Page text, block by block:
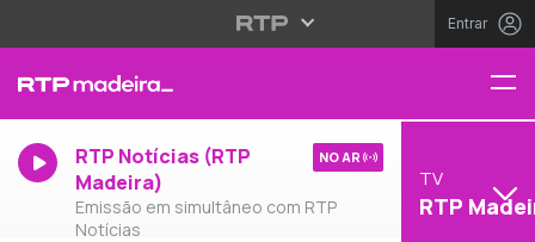
Entrar
RTP Notícias (RTP
Madeira)
Emissão em simultâneo com RTP
Notícias
NO AR
TV
RTP